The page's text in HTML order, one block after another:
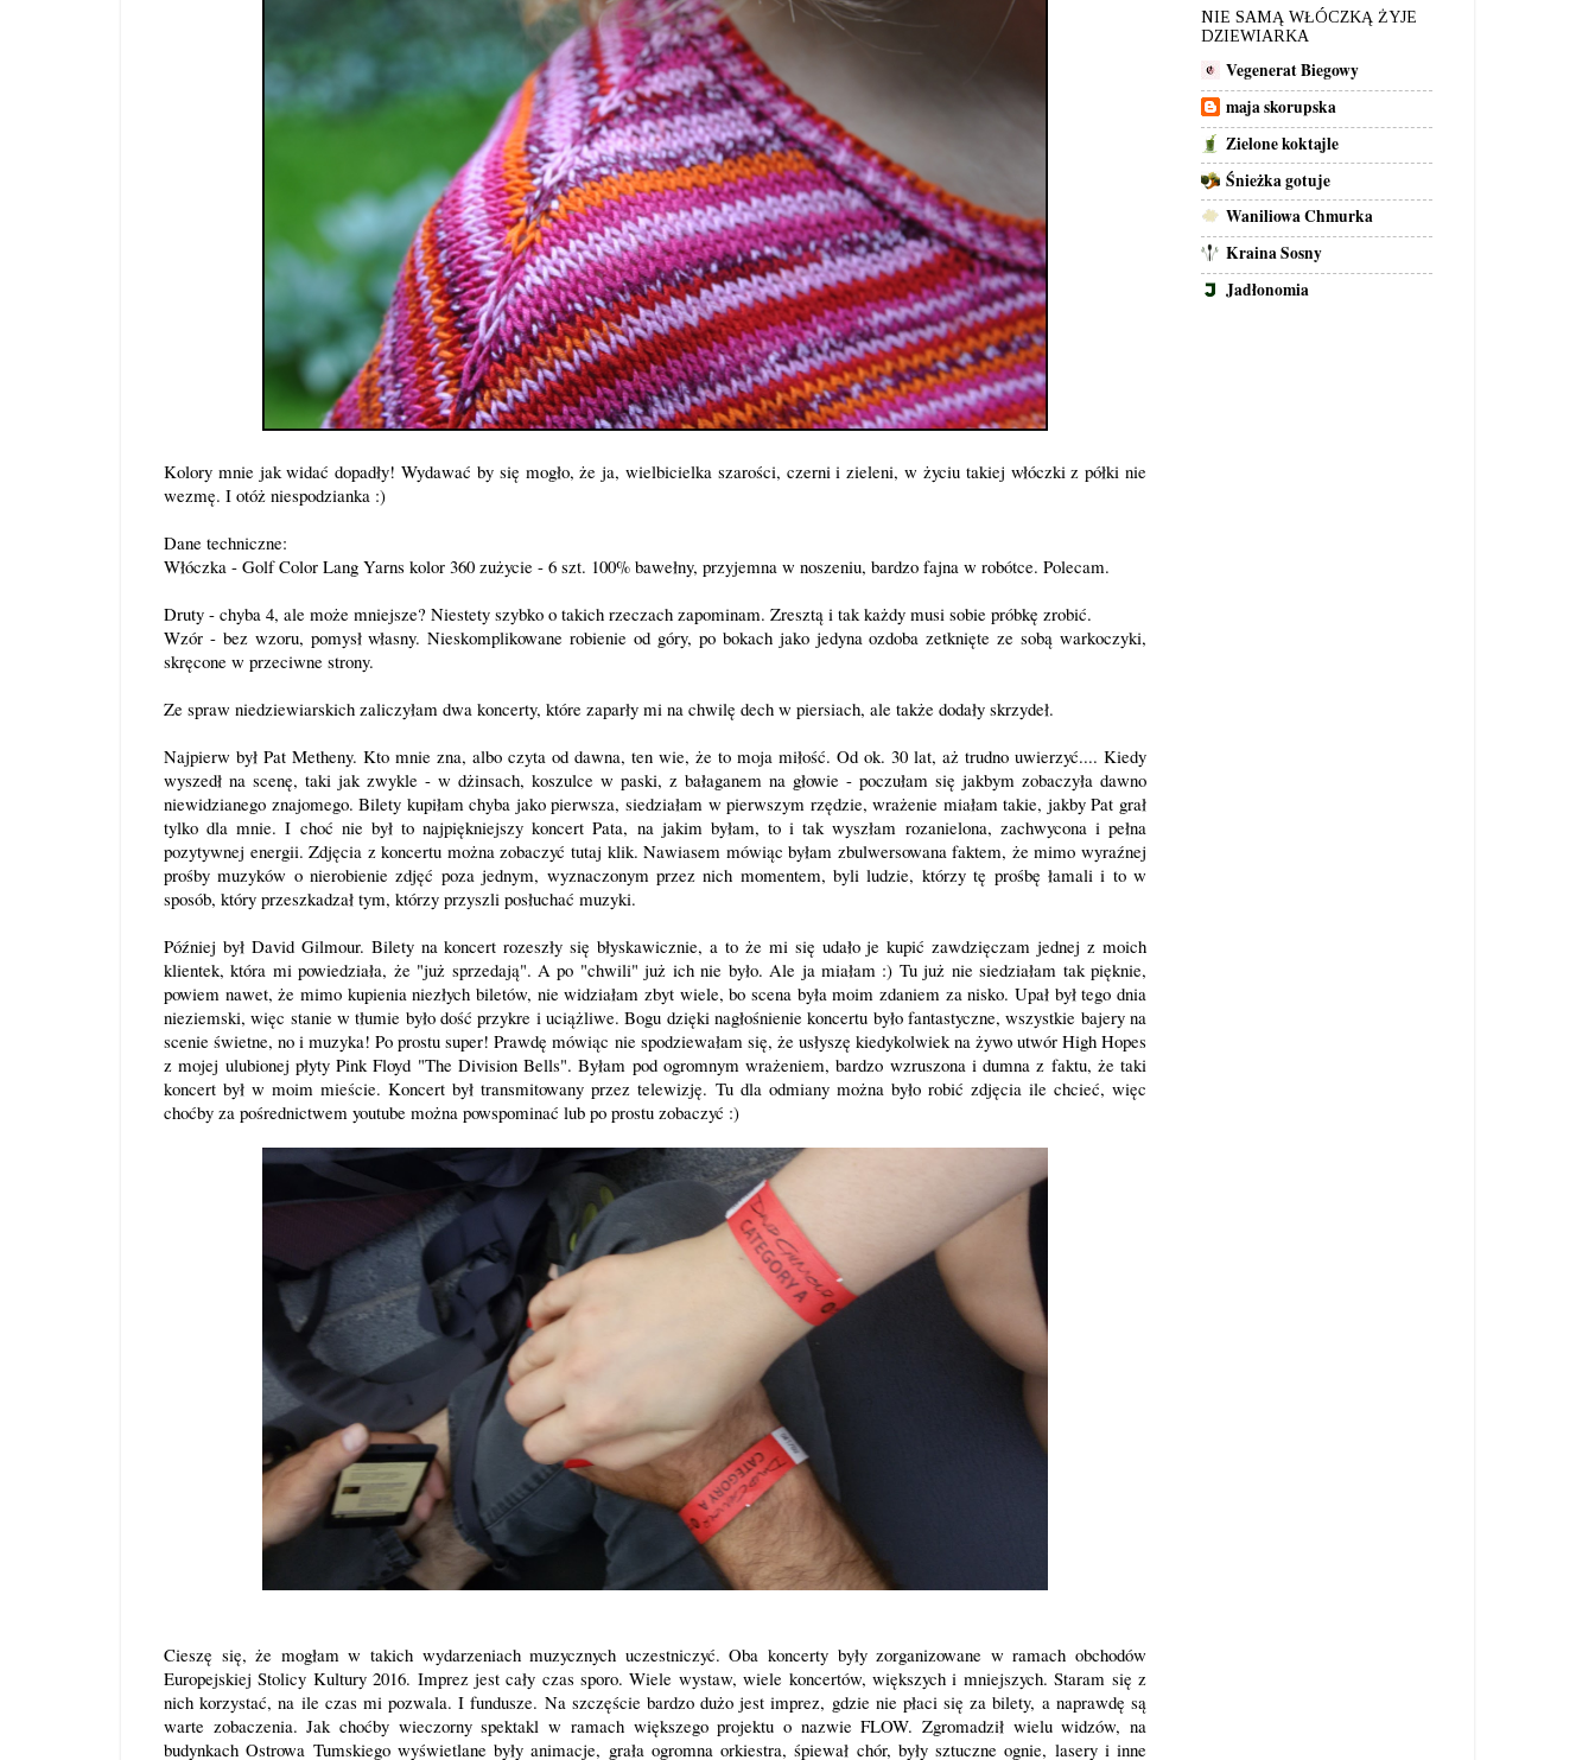
Kolory mnie jak widać dopadły! Wydawać by się mogło, że ja, wielbicielka szarości, czerni i zieleni, w życiu takiej włóczki z półki nie
wezmę. I otóż niespodzianka :)
Dane techniczne:
Włóczka - Golf Color Lang Yarns kolor 360 zużycie - 6 szt. 100% bawełny, przyjemna w noszeniu, bardzo fajna w robótce. Polecam.
Druty - chyba 4, ale może mniejsze? Niestety szybko o takich rzeczach zapominam. Zresztą i tak każdy musi sobie próbkę zrobić.
Wzór - bez wzoru, pomysł własny. Nieskomplikowane robienie od góry, po bokach jako jedyna ozdoba zetknięte ze sobą warkoczyki,
skręcone w przeciwne strony.
Ze spraw niedziewiarskich zaliczyłam dwa koncerty, które zaparły mi na chwilę dech w piersiach, ale także dodały skrzydeł.
Najpierw był Pat Metheny. Kto mnie zna, albo czyta od dawna, ten wie, że to moja miłość. Od ok. 30 lat, aż trudno uwierzyć.... Kiedy
wyszedł na scenę, taki jak zwykle - w dżinsach, koszulce w paski, z bałaganem na głowie - poczułam się jakbym zobaczyła dawno
niewidzianego znajomego. Bilety kupiłam chyba jako pierwsza, siedziałam w pierwszym rzędzie, wrażenie miałam takie, jakby Pat grał
tylko dla mnie. I choć nie był to najpiękniejszy koncert Pata, na jakim byłam, to i tak wyszłam rozanielona, zachwycona i pełna
pozytywnej energii. Zdjęcia z koncertu można zobaczyć tutaj klik. Nawiasem mówiąc byłam zbulwersowana faktem, że mimo wyraźnej
prośby muzyków o nierobienie zdjęć poza jednym, wyznaczonym przez nich momentem, byli ludzie, którzy tę prośbę łamali i to w
sposób, który przeszkadzał tym, którzy przyszli posłuchać muzyki.
Później był David Gilmour. Bilety na koncert rozeszły się błyskawicznie, a to że mi się udało je kupić zawdzięczam jednej z moich
klientek, która mi powiedziała, że "już sprzedają". A po "chwili" już ich nie było. Ale ja miałam :) Tu już nie siedziałam tak pięknie,
powiem nawet, że mimo kupienia niezłych biletów, nie widziałam zbyt wiele, bo scena była moim zdaniem za nisko. Upał był tego dnia
nieziemski, więc stanie w tłumie było dość przykre i uciążliwe. Bogu dzięki nagłośnienie koncertu było fantastyczne, wszystkie bajery na
scenie świetne, no i muzyka! Po prostu super! Prawdę mówiąc nie spodziewałam się, że usłyszę kiedykolwiek na żywo utwór High Hopes
z mojej ulubionej płyty Pink Floyd "The Division Bells". Byłam pod ogromnym wrażeniem, bardzo wzruszona i dumna z faktu, że taki
koncert był w moim mieście. Koncert był transmitowany przez telewizję. Tu dla odmiany można było robić zdjęcia ile chcieć, więc
choćby za pośrednictwem youtube można powspominać lub po prostu zobaczyć :)
Cieszę się, że mogłam w takich wydarzeniach muzycznych uczestniczyć. Oba koncerty były zorganizowane w ramach obchodów
Europejskiej Stolicy Kultury 2016. Imprez jest cały czas sporo. Wiele wystaw, wiele koncertów, większych i mniejszych. Staram się z
nich korzystać, na ile czas mi pozwala. I fundusze. Na szczęście bardzo dużo jest imprez, gdzie nie płaci się za bilety, a naprawdę są
warte zobaczenia. Jak choćby wieczorny spektakl w ramach większego projektu o nazwie FLOW. Zgromadził wielu widzów, na
budynkach Ostrowa Tumskiego wyświetlane były animacje, grała ogromna orkiestra, śpiewał chór, były sztuczne ognie, lasery i inne
NIE SAMĄ WŁÓCZKĄ ŻYJE
DZIEWIARKA
Vegenerat Biegowy
maja skorupska
Zielone koktajle
Śnieżka gotuje
Waniliowa Chmurka
Kraina Sosny
Jadłonomia